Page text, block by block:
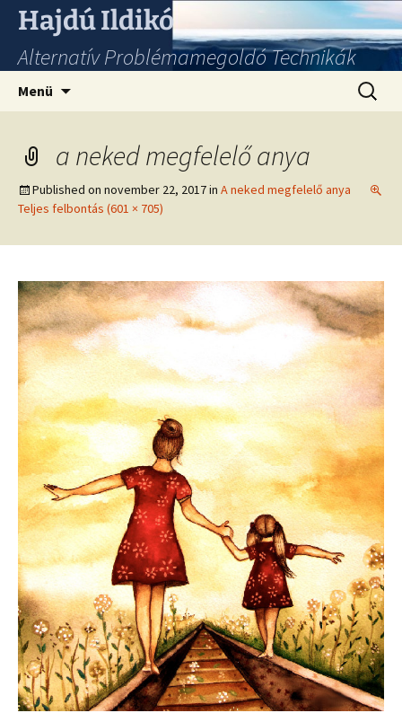
Hajdú Ildikó
Alternatív Problémamegoldó Technikák
Menü
a neked megfelelő anya
Published on november 22, 2017in A neked megfelelő anya
Teljes felbontás (601 × 705)